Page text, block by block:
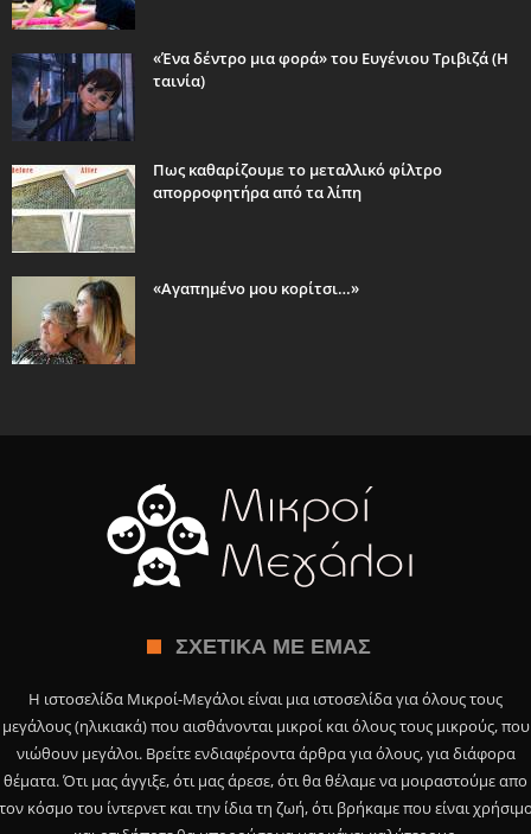
«Ένα δέντρο μια φορά» του Ευγένιου Τριβιζά (Η
ταινία)
Πως καθαρίζουμε το μεταλλικό φίλτρο
απορροφητήρα από τα λίπη
«Αγαπημένο μου κορίτσι…»
ΣΧΕΤΙΚΆ ΜΕ ΕΜΆΣ
Η ιστοσελίδα Μικροί-Μεγάλοι είναι μια ιστοσελίδα για όλους τους
μεγάλους (ηλικιακά) που αισθάνονται μικροί και όλους τους μικρούς, που
νιώθουν μεγάλοι. Βρείτε ενδιαφέροντα άρθρα για όλους, για διάφορα
θέματα. Ότι μας άγγιξε, ότι μας άρεσε, ότι θα θέλαμε να μοιραστούμε απο
κόσμο του ίντερνετ και την ίδια τη ζωή, ότι βρήκαμε που είναι